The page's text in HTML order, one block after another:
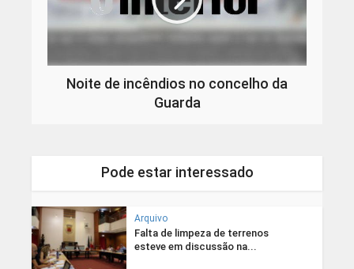
Noite de incêndios no concelho da
Guarda
Pode estar interessado
Arquivo
Falta de limpeza de terrenos
esteve em discussão na...